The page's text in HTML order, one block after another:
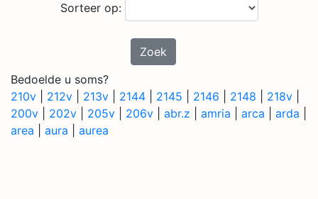
Sorteer op:
Zoek
Bedoelde u soms?
210v
212v 213v 2144 2145 2146 2148 218v
200v
202v 205v 206v abr.z amria arca arda
area
aura aurea